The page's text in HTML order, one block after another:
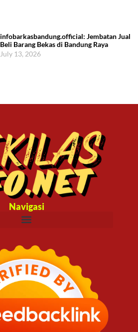
infobarkasbandung.official: Jembatan Jual
Beli Barang Bekas di Bandung Raya
July 13, 2026
Navigasi